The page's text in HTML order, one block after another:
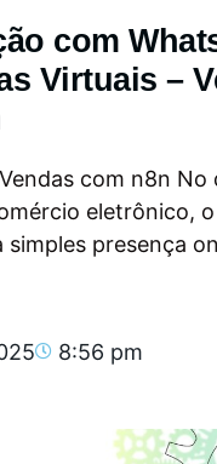
com
Virtuais –
com n8n No
eletrônico, o
presença
8:56 pm